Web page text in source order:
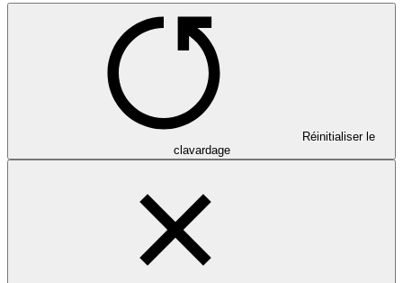
Réinitialiser le
clavardage